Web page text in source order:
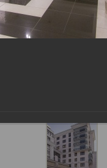
на качественное
проживания с учетом